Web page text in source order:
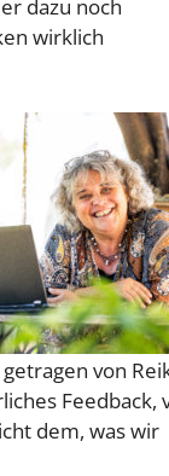
dazu noch
wirklich
von
Feedback,
dem, was wir